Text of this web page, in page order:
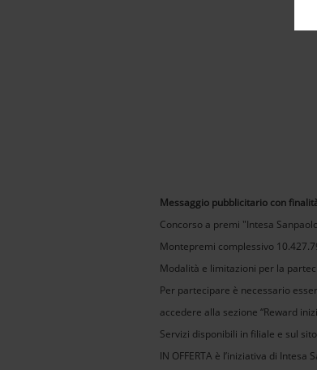
Messaggio pubblicitario con
Concorso a premi "Intesa
Montepremi complessivo
Modalità e limitazioni per la
Per partecipare è necessario
accedere alla sezione “Reward
Servizi disponibili in filiale e sul sito
IN OFFERTA è l’iniziativa di